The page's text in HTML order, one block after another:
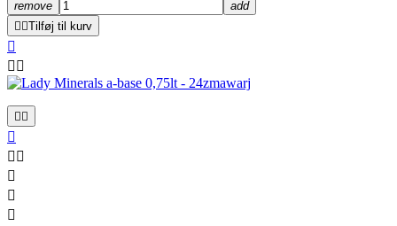
remove
add
 Tilføj til kurv

 
 

 


